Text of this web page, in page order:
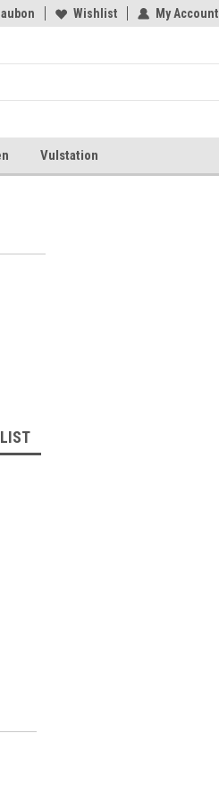
Vergeet de kortingscode niet!
Wishlist My Account
Vulstation